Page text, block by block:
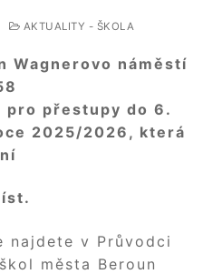
AKTUALITY - ŠKOLA
Wagnerovo náměstí
pro přestupy do 6.
2025/2026, která
najdete v Průvodci
města Beroun